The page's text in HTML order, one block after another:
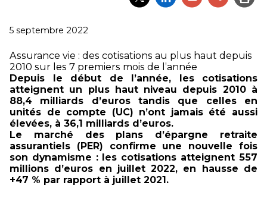
l'articlel'articlel'articlel'article
Publié
5 septembre 2022
Assurance vie : des cotisations au plus haut depuis
2010 sur les 7 premiers mois de l’année
Depuis le début de l’année, les cotisations
atteignent un plus haut niveau depuis 2010 à
88,4 milliards d’euros tandis que celles en
unités de compte (UC) n’ont jamais été aussi
élevées, à 36,1 milliards d’euros.
Le marché des plans d’épargne retraite
assurantiels (PER) confirme une nouvelle fois
son dynamisme : les cotisations atteignent 557
millions d’euros en juillet 2022, en hausse de
+47 % par rapport à juillet 2021.